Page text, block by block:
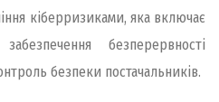
кіберризиками, яка включає
безперервності
безпеки постачальників.